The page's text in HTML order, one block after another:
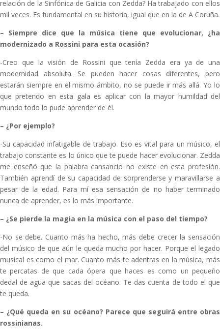
relación de la Sinfónica de Galicia con Zedda? Ha trabajado con ellos
mil veces. Es fundamental en su historia, igual que en la de A Coruña.
– Siempre dice que la música tiene que evolucionar, ¿ha
modernizado a Rossini para esta ocasión?
-Creo que la visión de Rossini que tenía Zedda era ya de una
modernidad absoluta. Se pueden hacer cosas diferentes, pero
estarán siempre en el mismo ámbito, no se puede ir más allá. Yo lo
que pretendo en esta gala es aplicar con la mayor humildad del
mundo todo lo pude aprender de él.
– ¿Por ejemplo?
-Su capacidad infatigable de trabajo. Eso es vital para un músico, el
trabajo constante es lo único que te puede hacer evolucionar. Zedda
me enseñó que la palabra cansancio no existe en esta profesión.
También aprendí de su capacidad de sorprenderse y maravillarse a
pesar de la edad. Para mí esa sensación de no haber terminado
nunca de aprender, es lo más importante.
– ¿Se pierde la magia en la música con el paso del tiempo?
-No se debe. Cuanto más ha hecho, más debe crecer la sensación
del músico de que aún le queda mucho por hacer. Porque el legado
musical es como el mar. Cuanto más te adentras en la música, más
te percatas de que cada ópera que haces es como un pequeño
dedal de agua que sacas del océano. Te das cuenta de todo el que
te queda.
– ¿Qué queda en su océano? Parece que seguirá entre obras
rossinianas.